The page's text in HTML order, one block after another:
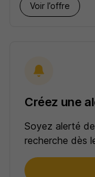
Voir l’offre
Créez une
Soyez alerté
recherche dès